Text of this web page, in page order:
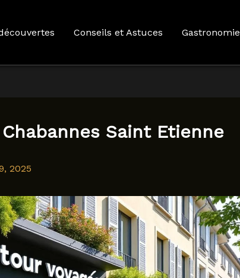
Conseils et Astuces Gastronomie
Saint Etienne
2025